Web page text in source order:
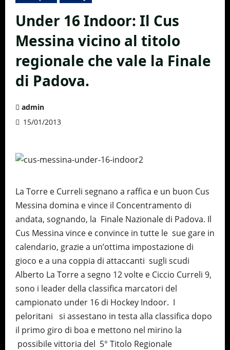
Under 16 Indoor: Il Cus
Messina vicino al titolo
regionale che vale la Finale
di Padova.
admin
15/01/2013
La Torre e Curreli segnano a raffica e un buon Cus
Messina domina e vince il Concentramento di
andata, sognando, la Finale Nazionale di Padova. Il
Cus Messina vince e convince in tutte le sue gare in
calendario, grazie a un’ottima impostazione di
gioco e a una coppia di attaccanti sugli scudi
Alberto La Torre a segno 12 volte e Ciccio Curreli 9,
sono i leader della classifica marcatori del
campionato under 16 di Hockey Indoor. I
peloritani si assestano in testa alla classifica dopo
il primo giro di boa e mettono nel mirino la
possibile vittoria del 5° Titolo Regionale